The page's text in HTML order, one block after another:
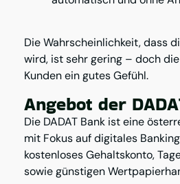
Die Wahrscheinlichkeit, dass
wird, ist sehr gering – doch
Kunden ein gutes Gefühl.
Angebot der
Die DADAT Bank ist eine
mit Fokus auf digitales
kostenloses Gehaltskonto,
sowie günstigen